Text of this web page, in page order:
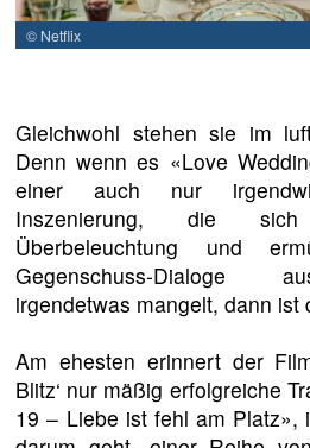
© Netflix
Gleichwohl stehen sie im
Denn wenn es «Love
einer auch nur
Inszenierung, die
Überbeleuchtung und
Gegenschuss-Dialoge
irgendetwas mangelt, dann ist
Am ehesten erinnert der
Blitz‘ nur mäßig erfolgreiche
19 – Liebe ist fehl am Platz»,